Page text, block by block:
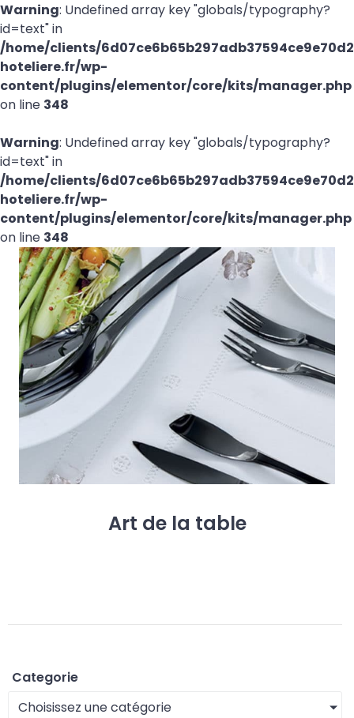
Warning: Undefined array key "globals/typography?
id=text" in
/home/clients/
hoteliere.fr/wp-
content/plugins/elementor/core/kits/manager.php
on line 348
Warning: Undefined array key "globals/typography?
id=text" in
/home/clients/
hoteliere.fr/wp-
content/plugins/elementor/core/kits/manager.php
on line 348
a table
Categorie
Choisissez une catégorie